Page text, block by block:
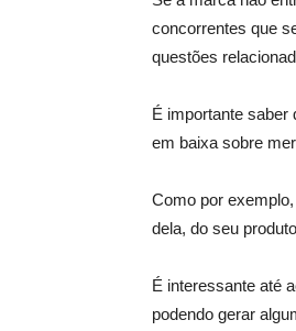
concorrentes que
questões
É importante saber
em baixa sobre
Como por
dela, do seu
É interessante até
podendo gerar